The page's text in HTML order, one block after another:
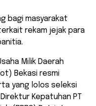
bagi masyarakat
rekam jejak para
Milik Daerah
Bekasi resmi
yang lolos seleksi
Kepatuhan PT